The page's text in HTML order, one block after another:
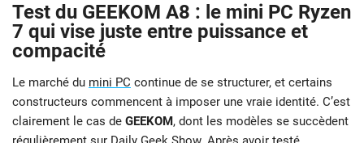
Test du GEEKOM A8 : le mini PC Ryzen
7 qui vise juste entre puissance et
compacité
Le marché du mini PC continue de se structurer, et certains
constructeurs commencent à imposer une vraie identité. C’est
clairement le cas de GEEKOM, dont les modèles se succèdent